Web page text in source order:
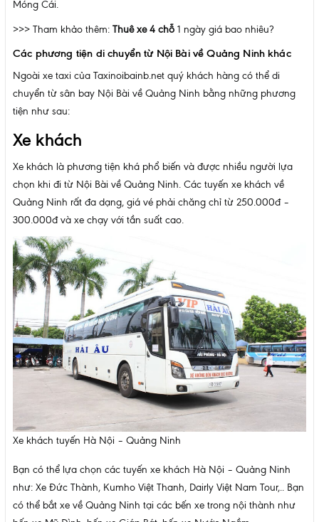
Móng Cái.
>>> Tham khảo thêm: Thuê xe 4 chỗ 1 ngày giá bao nhiêu?
Các phương tiện di chuyển từ Nội Bài về Quảng Ninh khác
Ngoài xe taxi của Taxinoibainb.net quý khách hàng có thể di
chuyển từ sân bay Nội Bài về Quảng Ninh bằng những phương
tiện như sau:
Xe khách
Xe khách là phương tiện khá phổ biến và được nhiều người lựa
chọn khi đi từ Nội Bài về Quảng Ninh. Các tuyến xe khách về
Quảng Ninh rất đa dạng, giá vé phải chăng chỉ từ 250.000đ –
300.000đ và xe chạy với tần suất cao.
Xe khách tuyến Hà Nội – Quảng Ninh
Bạn có thể lựa chọn các tuyến xe khách Hà Nội – Quảng Ninh
như: Xe Đức Thành, Kumho Việt Thanh, Dairly Việt Nam Tour,.. Bạn
có thể bắt xe về Quảng Ninh tại các bến xe trong nội thành như